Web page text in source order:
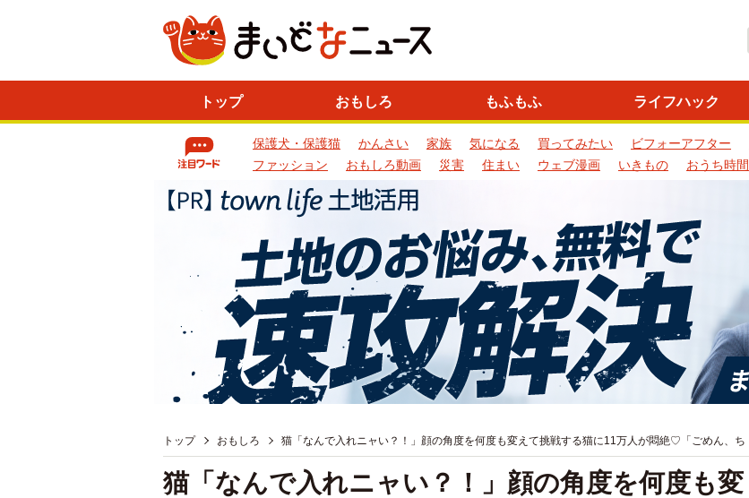
トップ おもしろ もふもふ ライフハック
保護犬・保護猫 かんさい 家族 気になる 買ってみたい ビフォーアフター
ファッション
おもしろ動画 災害 住まい ウェブ漫画 いきもの おうち時間
トップ おもしろ 猫「なんで入れニャい？！」顔の角度を何度も変えて挑戦する猫に11万人が悶絶♡「ごめん、ち
猫「なんで入れニャい？！」顔の角度を何度も変